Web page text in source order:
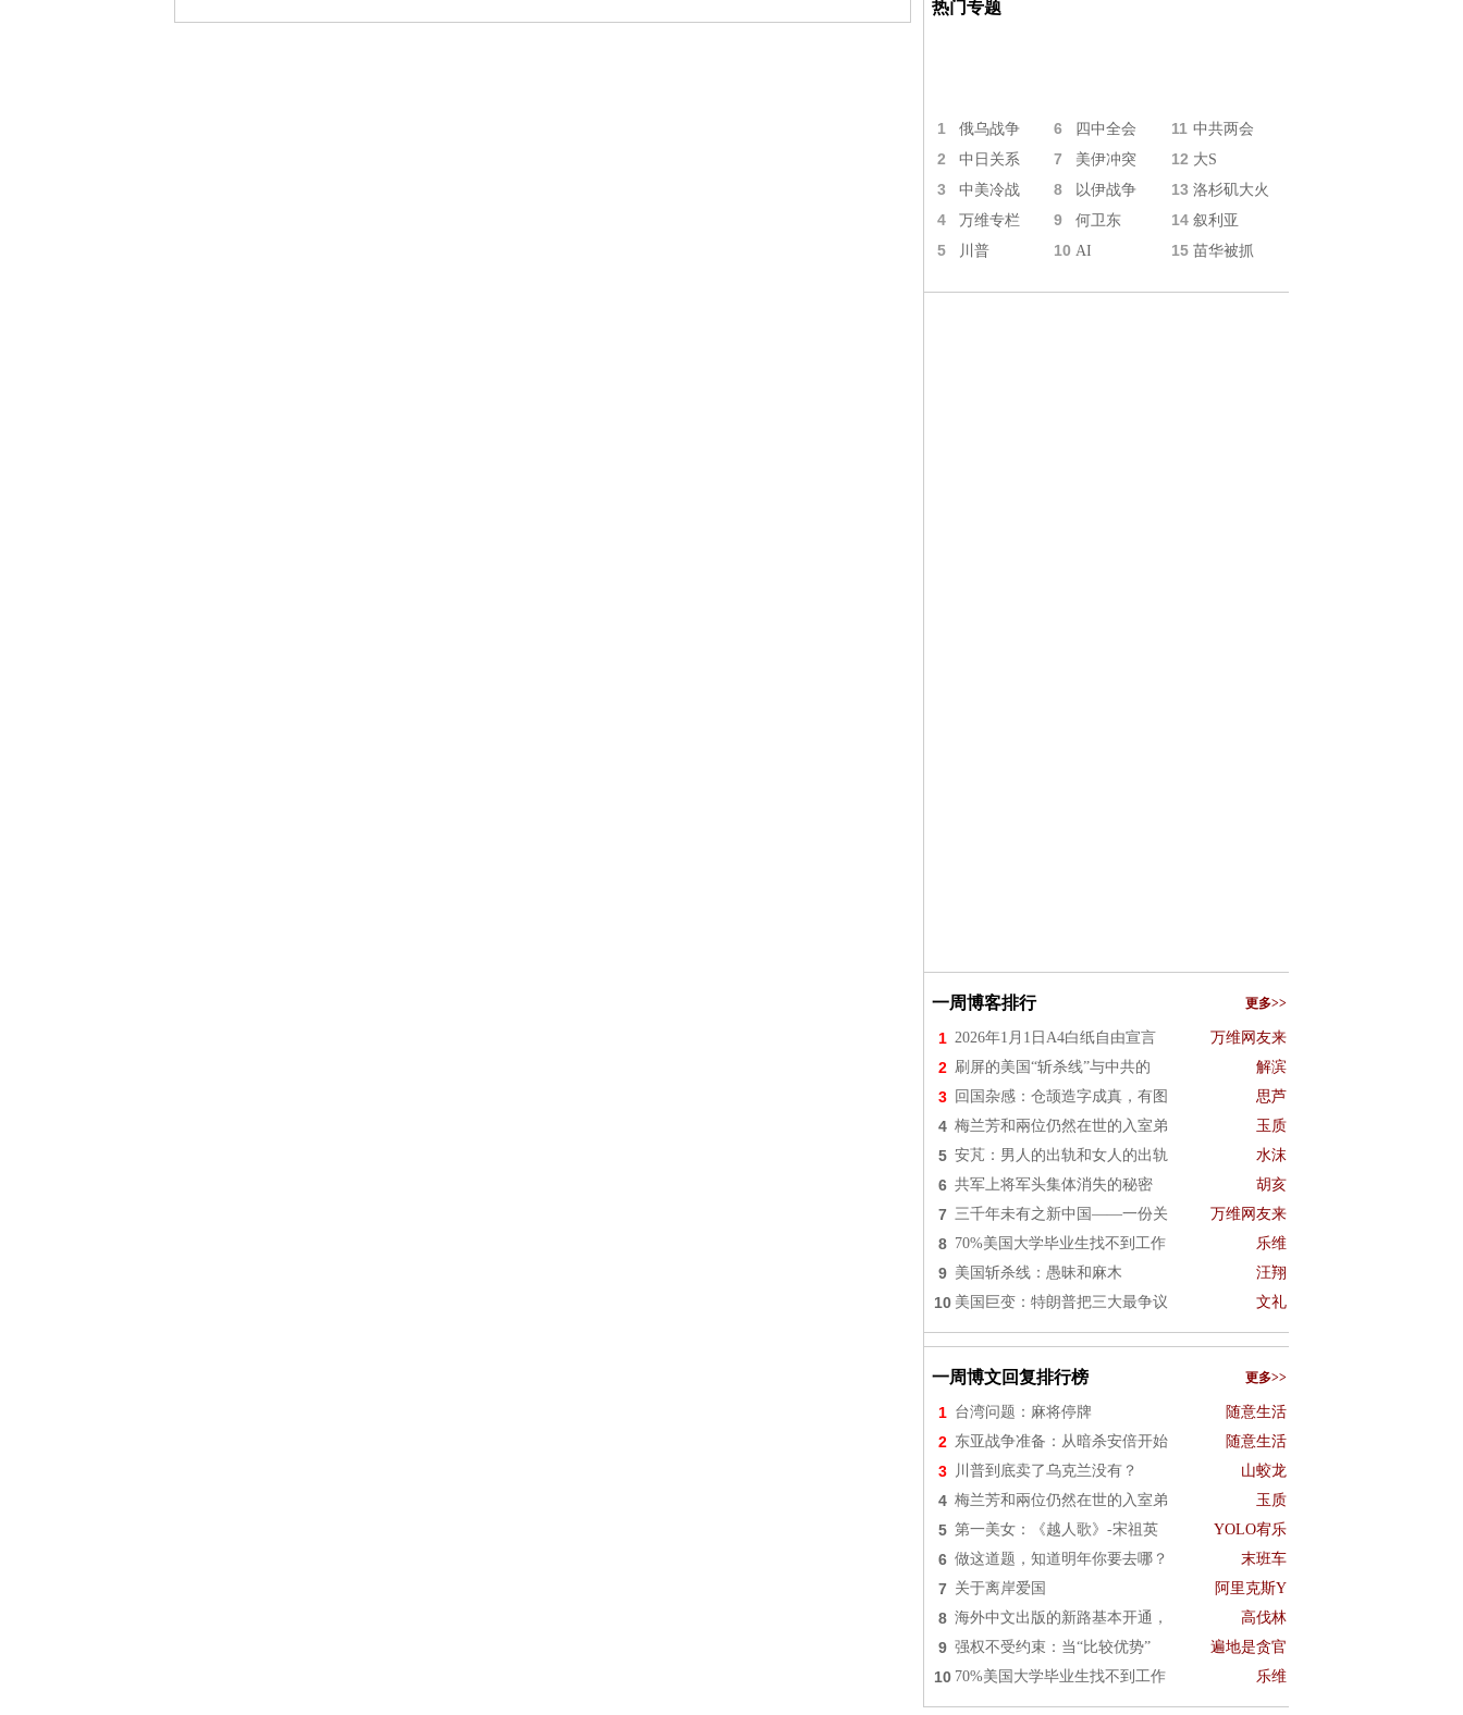
热门专题
1 俄乌战争 6 四中全会 11 中共两会
2 中日关系 7 美伊冲突 12 大S
3 中美冷战 8 以伊战争 13 洛杉矶大火
4 万维专栏 9 何卫东 14 叙利亚
5 川普 10 AI 15 苗华被抓
一周博客排行 更多>>
1 2026年1月1日A4白纸自由宣言 万维网友来
2 刷屏的美国“斩杀线”与中共的 解滨
3 回国杂感：仓颉造字成真，有图 思芦
4 梅兰芳和兩位仍然在世的入室弟 玉质
5 安芃：男人的出轨和女人的出轨 水沫
6 共军上将军头集体消失的秘密 胡亥
7 三千年未有之新中国——一份关 万维网友来
8 70%美国大学毕业生找不到工作 乐维
9 美国斩杀线：愚昧和麻木 汪翔
10 美国巨变：特朗普把三大最争议 文礼
一周博文回复排行榜 更多>>
1 台湾问题：麻将停牌 随意生活
2 东亚战争准备：从暗杀安倍开始 随意生活
3 川普到底卖了乌克兰没有？ 山蛟龙
4 梅兰芳和兩位仍然在世的入室弟 玉质
5 第一美女：《越人歌》-宋祖英 YOLO宥乐
6 做这道题，知道明年你要去哪？ 末班车
7 关于离岸爱国 阿里克斯Y
8 海外中文出版的新路基本开通， 高伐林
9 强权不受约束：当“比较优势” 遍地是贪官
10 70%美国大学毕业生找不到工作 乐维